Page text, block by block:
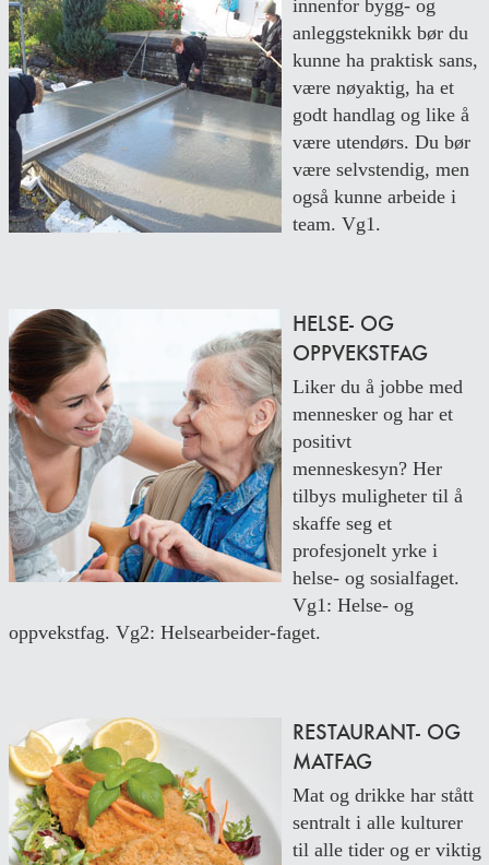
innenfor bygg- og
anleggsteknikk bør du
kunne ha praktisk sans,
være nøyaktig, ha et
godt handlag og like å
være utendørs. Du bør
være selvstendig, men
også kunne arbeide i
team. Vg1.
HELSE- OG
OPPVEKSTFAG
Liker du å jobbe med
mennesker og har et
positivt
menneskesyn? Her
tilbys muligheter til å
skaffe seg et
profesjonelt yrke i
helse- og sosialfaget.
Vg1: Helse- og
oppvekstfag. Vg2: Helsearbeider-faget.
RESTAURANT- OG
MATFAG
Mat og drikke har stått
sentralt i alle kulturer
til alle tider og er viktig